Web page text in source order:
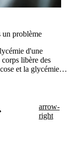
un problème
d'une
libère des
et la glycémie
il faut faire
à mettre en place.
arrow-
right